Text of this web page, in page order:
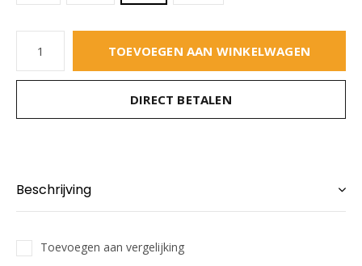
TOEVOEGEN AAN WINKELWAGEN
DIRECT BETALEN
Beschrijving
Toevoegen aan vergelijking